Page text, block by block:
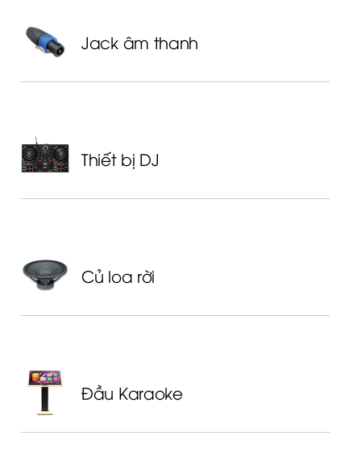
Jack âm thanh
Thiết bị DJ
Củ loa rời
Đầu Karaoke